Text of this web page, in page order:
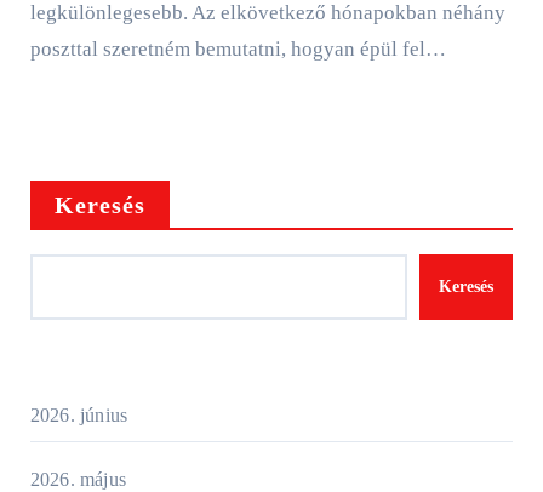
legkülönlegesebb. Az elkövetkező hónapokban néhány
poszttal szeretném bemutatni, hogyan épül fel…
Keresés
Keresés
2026. június
2026. május